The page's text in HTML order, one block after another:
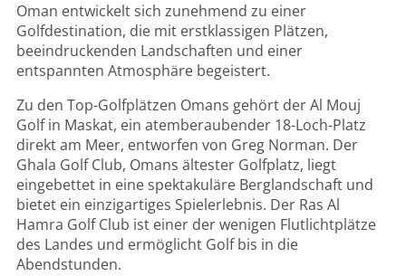
Oman entwickelt sich zunehmend zu einer
Golfdestination, die mit erstklassigen Plätzen,
beeindruckenden Landschaften und einer
entspannten Atmosphäre begeistert.
Zu den Top-Golfplätzen Omans gehört der Al Mouj
Golf in Maskat, ein atemberaubender 18-Loch-Platz
direkt am Meer, entworfen von Greg Norman. Der
Ghala Golf Club, Omans ältester Golfplatz, liegt
eingebettet in eine spektakuläre Berglandschaft und
bietet ein einzigartiges Spielerlebnis. Der Ras Al
Hamra Golf Club ist einer der wenigen Flutlichtplätze
des Landes und ermöglicht Golf bis in die
Abendstunden.